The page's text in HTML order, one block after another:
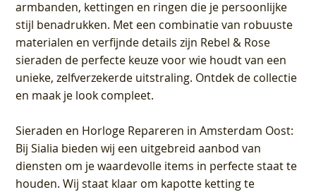
armbanden, kettingen en ringen die je persoonlijke
stijl benadrukken. Met een combinatie van robuuste
materialen en verfijnde details zijn Rebel & Rose
sieraden de perfecte keuze voor wie houdt van een
unieke, zelfverzekerde uitstraling. Ontdek de collectie
en maak je look compleet.
Sieraden en Horloge Repareren in Amsterdam Oost:
Bij Sialia bieden wij een uitgebreid aanbod van
diensten om je waardevolle items in perfecte staat te
houden. Wij staat klaar om kapotte ketting te